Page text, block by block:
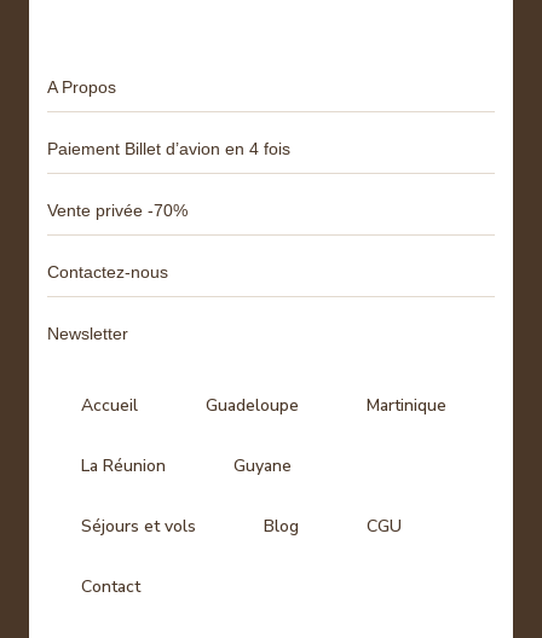
A Propos
Paiement Billet d’avion en 4 fois
Vente privée -70%
Contactez-nous
Newsletter
Accueil Guadeloupe Martinique
La Réunion Guyane
Séjours et vols Blog CGU
Contact